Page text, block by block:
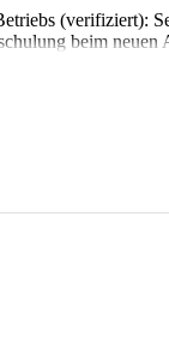
(verifiziert):
beim neuen